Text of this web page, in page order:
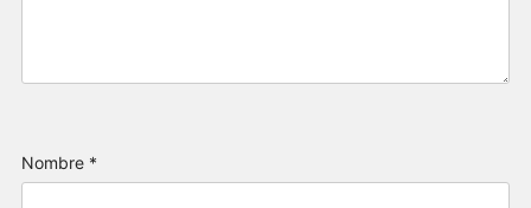
Nombre *